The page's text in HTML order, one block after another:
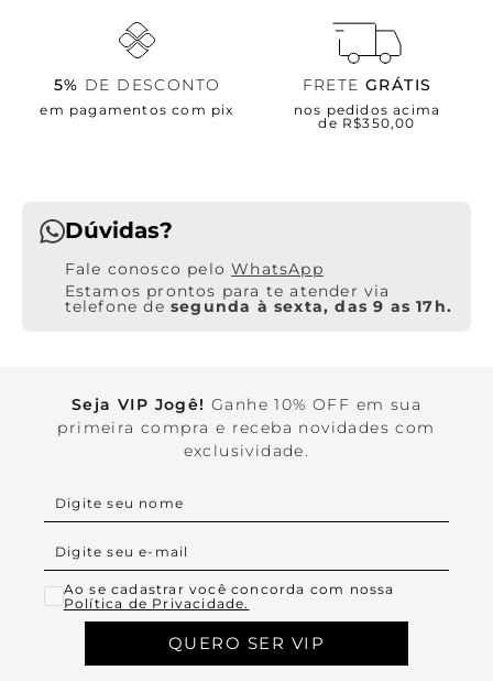
5% DE DESCONTO
em pagamentos com pix
FRETE GRÁTIS
nos pedidos acima
de R$350,00
Dúvidas?
WhatsApp
Estamos prontos para te atender via
telefone de segunda à sexta, das 9 as 17h.
Seja VIP Jogê! Ganhe 10% OFF em sua
primeira compra e receba novidades com
exclusividade.
Ao se cadastrar você concorda com nossa
Política de Privacidade.
QUERO SER VIP